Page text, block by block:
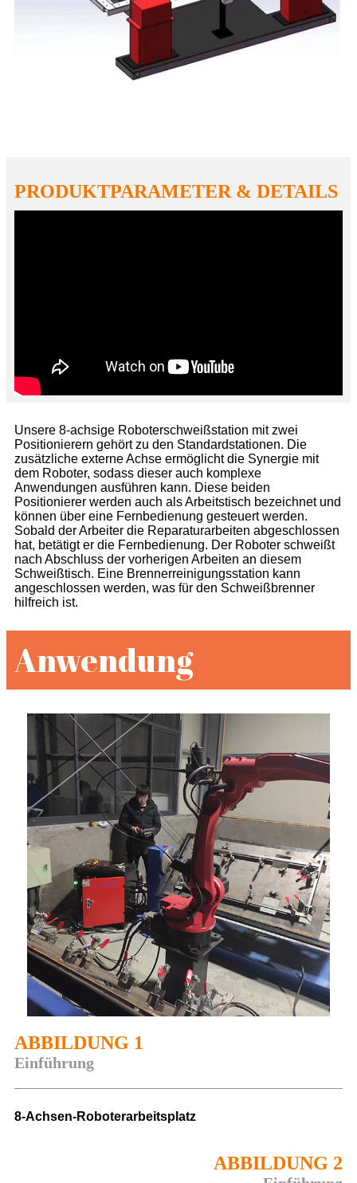
PRODUKTPARAMETER & DETAILS
Unsere 8-achsige Roboterschweißstation mit zwei
Positionierern gehört zu den Standardstationen. Die
zusätzliche externe Achse ermöglicht die Synergie mit
dem Roboter, sodass dieser auch komplexe
Anwendungen ausführen kann. Diese beiden
Positionierer werden auch als Arbeitstisch bezeichnet und
können über eine Fernbedienung gesteuert werden.
Sobald der Arbeiter die Reparaturarbeiten abgeschlossen
hat, betätigt er die Fernbedienung. Der Roboter schweißt
nach Abschluss der vorherigen Arbeiten an diesem
Schweißtisch. Eine Brennerreinigungsstation kann
angeschlossen werden, was für den Schweißbrenner
hilfreich ist.
Anwendung
ABBILDUNG 1
Einführung
8-Achsen-Roboterarbeitsplatz
ABBILDUNG 2